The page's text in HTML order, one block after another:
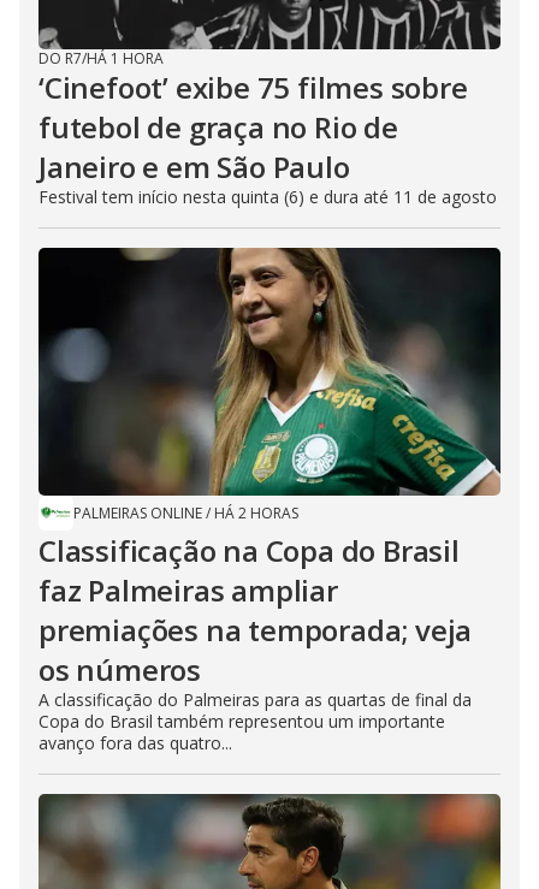
DO R7/HÁ 1 HORA
‘Cinefoot’ exibe 75 filmes sobre
futebol de graça no Rio de
Janeiro e em São Paulo
Festival tem início nesta quinta (6) e dura até 11 de agosto
PALMEIRAS ONLINE/ HÁ 2 HORAS
Classificação na Copa do Brasil
faz Palmeiras ampliar
premiações na temporada; veja
os números
A classificação do Palmeiras para as quartas de final da
Copa do Brasil também representou um importante
avanço fora das quatro...